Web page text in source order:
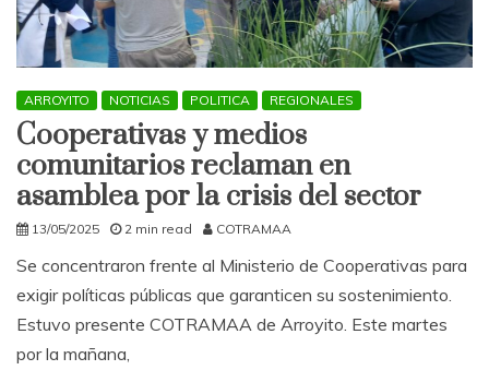
ARROYITO NOTICIAS POLITICA REGIONALES
Cooperativas y medios
comunitarios reclaman en
asamblea por la crisis del sector
13/05/2025 2 min read COTRAMAA
Se concentraron frente al Ministerio de Cooperativas para
exigir políticas públicas que garanticen su sostenimiento.
Estuvo presente COTRAMAA de Arroyito. Este martes
por la mañana,